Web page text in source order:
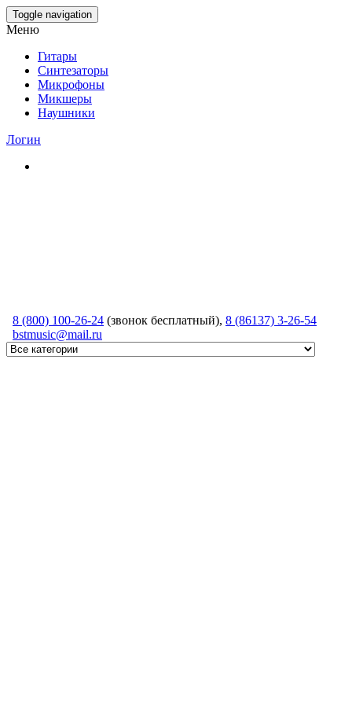
Skip
to
content
Toggle navigation
Меню
Гитары
Синтезаторы
Микрофоны
Микшеры
Наушники
Логин
8 (800) 100-26-24 (звонок бесплатный), 8 (86137) 3-26-54
bstmusic@mail.ru